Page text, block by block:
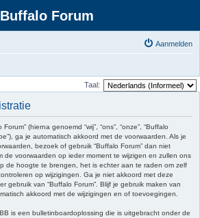
Buffalo Forum
Aanmelden
Taal:
(hierna genoemd “wij”, “ons”, “onze”, “Buffalo
ga je automatisch akkoord met de voorwaarden. Als je
bezoek of gebruik “Buffalo Forum” dan niet
de voorwaarden op ieder moment te wijzigen en zullen ons
de hoogte te brengen, het is echter aan te raden om zelf
op wijzigingen. Ga je niet akkoord met deze
gebruik van “Buffalo Forum”. Blijf je gebruik maken van
akkoord met de wijzigingen en of toevoegingen.
is een bulletinboardoplossing die is uitgebracht onder de